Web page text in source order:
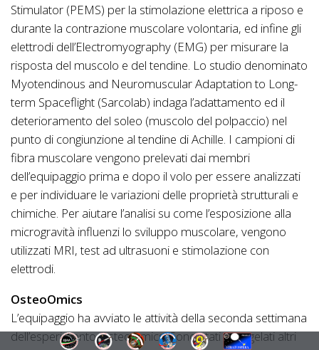
Stimulator (PEMS) per la stimolazione elettrica a riposo e
durante la contrazione muscolare volontaria, ed infine gli
elettrodi dell’Electromyography (EMG) per misurare la
risposta del muscolo e del tendine. Lo studio denominato
Myotendinous and Neuromuscular Adaptation to Long-
term Spaceflight (Sarcolab) indaga l’adattamento ed il
deterioramento del soleo (muscolo del polpaccio) nel
punto di congiunzione al tendine di Achille. I campioni di
fibra muscolare vengono prelevati dai membri
dell’equipaggio prima e dopo il volo per essere analizzati
e per individuare le variazioni delle proprietà strutturali e
chimiche. Per aiutare l’analisi su come l’esposizione alla
microgravità influenzi lo sviluppo muscolare, vengono
utilizzati MRI, test ad ultrasuoni e stimolazione con
elettrodi.
OsteoOmics
L’equipaggio ha avviato le attività della seconda settimana
dell’esperimento OsteoOmics. Sono stati scongelati altri